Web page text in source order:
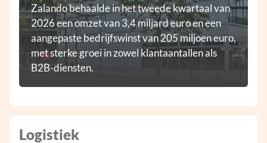
Zalando behaalde in het tweede kwartaal van
2026 een omzet van 3,4 miljard euro en een
aangepaste bedrijfswinst van 205 miljoen euro,
met sterke groei in zowel klantaantallen als
B2B-diensten.
Logistiek